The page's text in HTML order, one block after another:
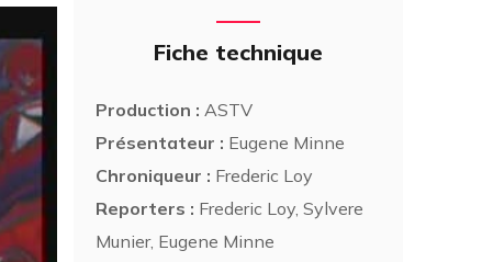
Fiche technique
Production : ASTV
Présentateur : Eugene Minne
Chroniqueur : Frederic Loy
Reporters : Frederic Loy, Sylvere
Munier, Eugene Minne